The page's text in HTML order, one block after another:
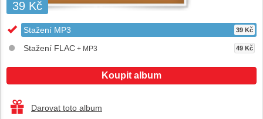
39 Kč
Stažení MP3 39 Kč
Stažení FLAC + MP3 49 Kč
Koupit album
Darovat toto album